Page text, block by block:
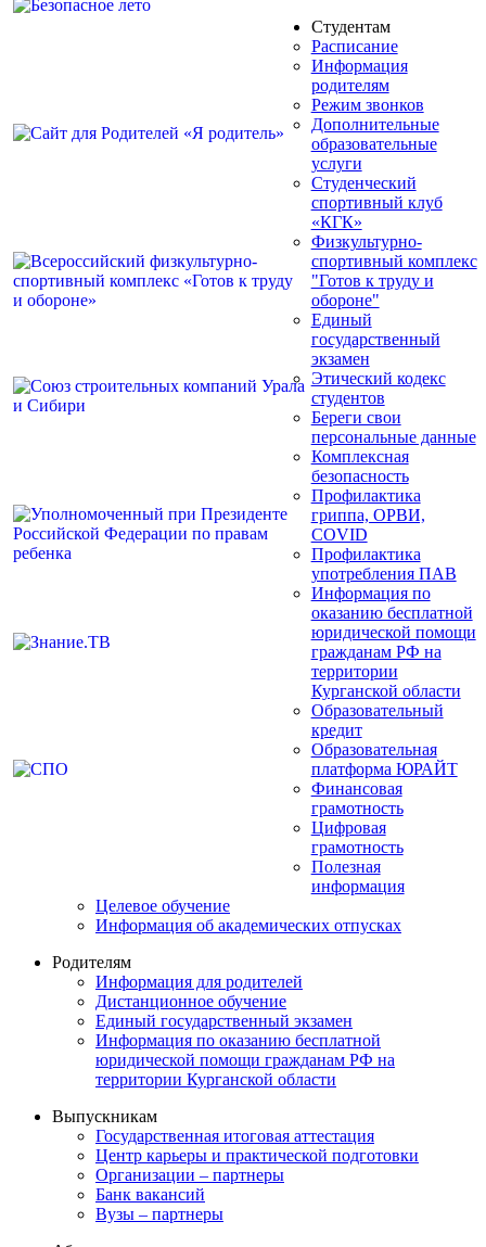
Студентам
Расписание
Информация
родителям
Режим звонков
Дополнительные
образовательные
услуги
Студенческий
спортивный клуб
«КГК»
Физкультурно-
спортивный комплекс
"Готов к труду и
обороне"
Единый
государственный
экзамен
Этический кодекс
студентов
Береги свои
персональные данные
Комплексная
безопасность
Профилактика
гриппа, ОРВИ,
COVID
Профилактика
употребления ПАВ
Информация по
оказанию бесплатной
юридической помощи
гражданам РФ на
территории
Курганской области
Образовательный
кредит
Образовательная
платформа ЮРАЙТ
Финансовая
грамотность
Цифровая
грамотность
Полезная
информация
Целевое обучение
Информация об академических отпусках
Родителям
Информация для родителей
Дистанционное обучение
Единый государственный экзамен
Информация по оказанию бесплатной
юридической помощи гражданам РФ на
территории Курганской области
Выпускникам
Государственная итоговая аттестация
Центр карьеры и практической подготовки
Организации – партнеры
Банк вакансий
Вузы – партнеры